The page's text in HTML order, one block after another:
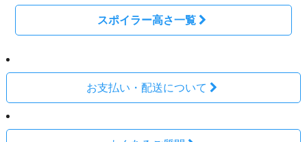
スポイラー高さ一覧
お支払い・配送について